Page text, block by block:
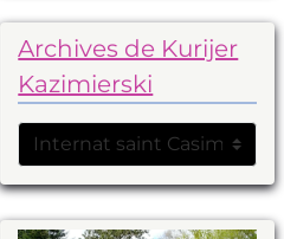
Archives de Kurijer
Kazimierski